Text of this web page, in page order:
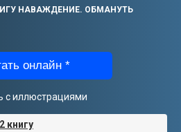
НАВАЖДЕНИЕ. ОБМАНУТЬ
онлайн *
с иллюстрациями
книгу